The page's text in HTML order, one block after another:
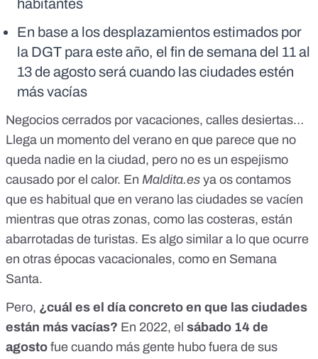
habitantes
En base a los desplazamientos estimados por
la DGT para este año, el fin de semana del 11 al
13 de agosto será cuando las ciudades estén
más vacías
Negocios cerrados por vacaciones, calles desiertas…
Llega un momento del verano en que parece que no
queda nadie en la ciudad, pero no es un espejismo
causado por el calor. En Maldita.es ya os contamos
que es habitual que en verano las ciudades se vacíen
mientras que otras zonas, como las costeras, están
abarrotadas de turistas. Es algo similar a lo que ocurre
en otras épocas vacacionales, como en Semana
Santa.
Pero, ¿cuál es el día concreto en que las ciudades
están más vacías? En 2022, el sábado 14 de
agosto fue cuando más gente hubo fuera de sus